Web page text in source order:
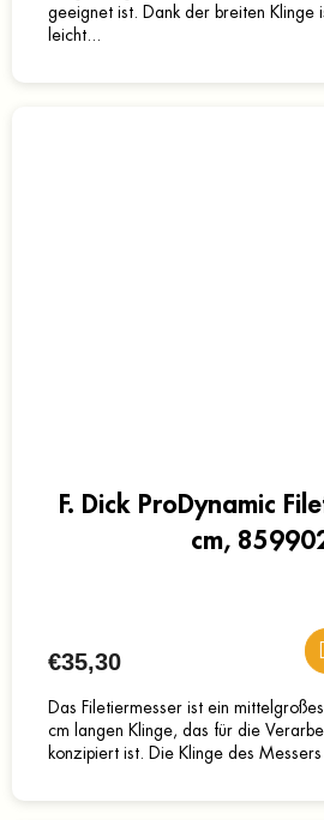
geeignet ist. Dank der breiten Klinge
leicht...
F. Dick ProDynamic
cm,
€35,30
Das Filetiermesser ist ein
cm langen Klinge, das für die
konzipiert ist. Die Klinge des Messers